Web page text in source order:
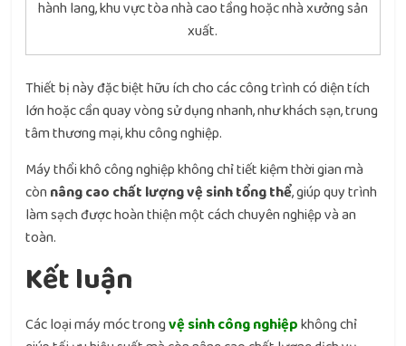
hành lang, khu vực tòa nhà cao tầng hoặc nhà xưởng sản
xuất.
Thiết bị này đặc biệt hữu ích cho các công trình có diện tích
lớn hoặc cần quay vòng sử dụng nhanh, như khách sạn, trung
tâm thương mại, khu công nghiệp.
Máy thổi khô công nghiệp không chỉ tiết kiệm thời gian mà
còn nâng cao chất lượng vệ sinh tổng thể, giúp quy trình
làm sạch được hoàn thiện một cách chuyên nghiệp và an
toàn.
Kết luận
Các loại máy móc trongvệ sinh công nghiệpkhông chỉ